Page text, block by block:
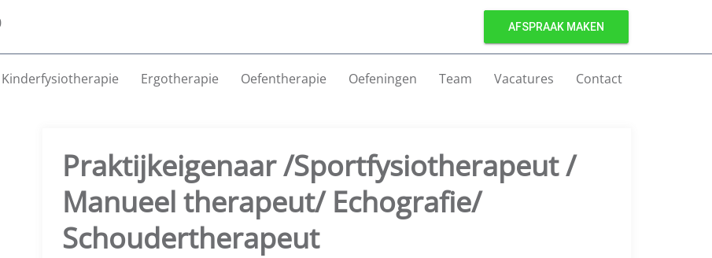
AFSPRAAK MAKEN
Kinderfysiotherapie Ergotherapie Oefentherapie Oefeningen Team Vacatures Contact
Praktijkeigenaar /Sportfysiotherapeut /
Manueel therapeut/ Echografie/
Schoudertherapeut